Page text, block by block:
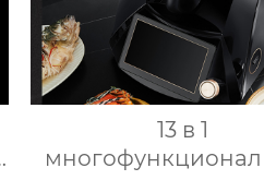
13 в 1